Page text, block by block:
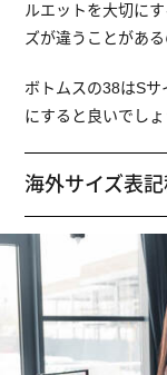
ルエットを大切に
ズが違うことがあ
ボトムスの38はS
にすると良いでしょ
海外サイズ表